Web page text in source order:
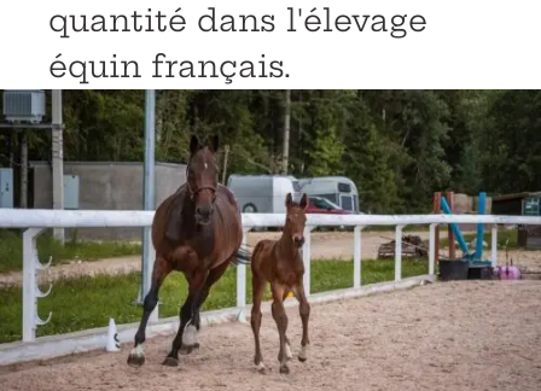
quantité dans l'élevage
équin français.